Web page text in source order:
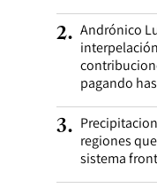
2. Andrónico
pagando
3.
regiones
sistema